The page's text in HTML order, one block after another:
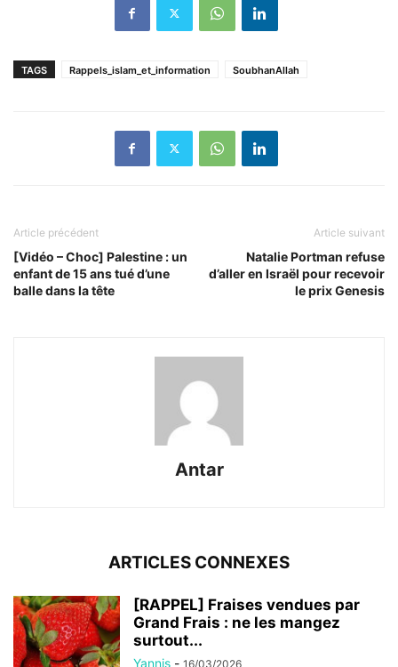
TAGS Rappels_islam_et_information SoubhanAllah
Article précédent
[Vidéo – Choc] Palestine : un
enfant de 15 ans tué d’une
balle dans la tête
Article suivant
Natalie Portman refuse
d’aller en Israël pour recevoir
le prix Genesis
Antar
ARTICLES CONNEXES
[RAPPEL] Fraises vendues par
Grand Frais : ne les mangez
surtout...
Yannis - 16/03/2026